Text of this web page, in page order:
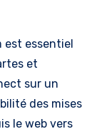
est essentiel
et
sur un
des mises
le web vers